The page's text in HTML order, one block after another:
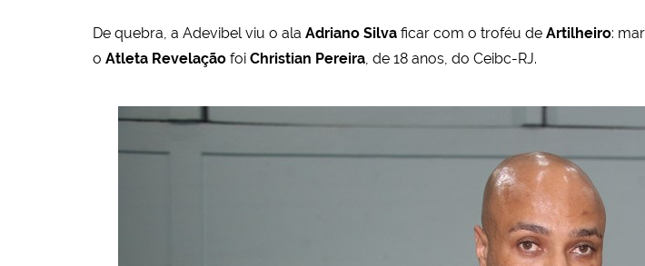
De quebra, a Adevibel viu o ala Adriano Silva ficar com o troféu de Artilheiro:
o Atleta Revelação foi Christian Pereira, de 18 anos, do Ceibc-RJ.